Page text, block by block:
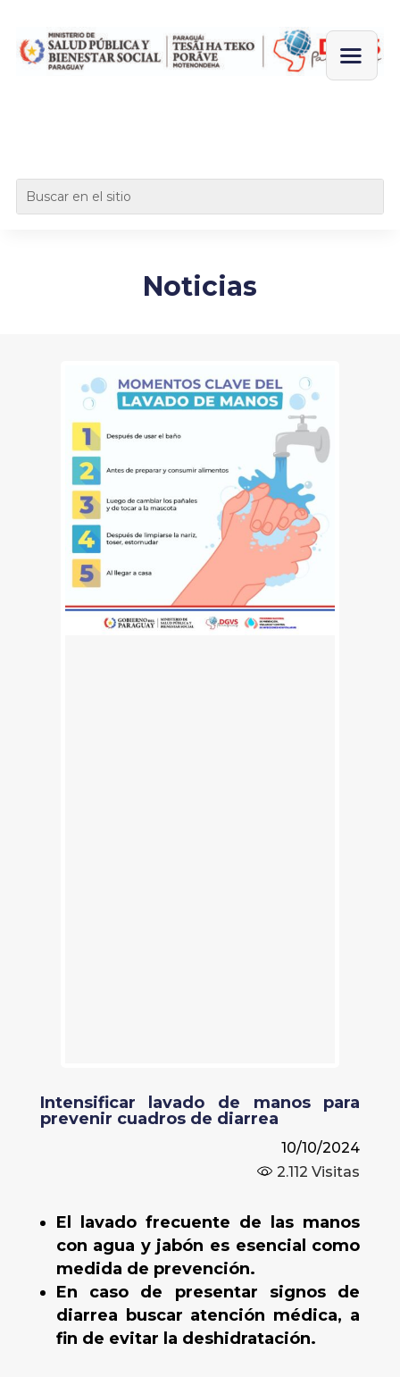
Noticias
Intensificar lavado de manos para
prevenir cuadros de diarrea
10/10/2024
2.112 Visitas
El lavado frecuente de las manos
con agua y jabón es esencial como
medida de prevención.
En caso de presentar signos de
diarrea buscar atención médica, a
fin de evitar la deshidratación.